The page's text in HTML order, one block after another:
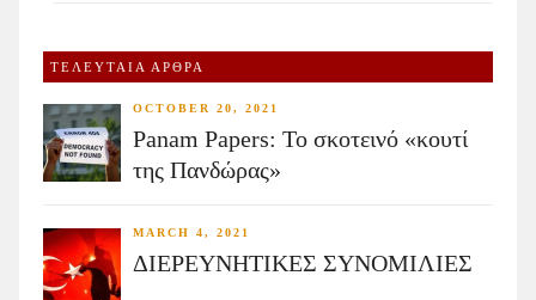
ΤΕΛΕΥΤΑΙΑ ΑΡΘΡΑ
OCTOBER 20, 2021
Panam Papers: Το σκοτεινό «κουτί
της Πανδώρας»
MARCH 4, 2021
ΔΙΕΡΕΥΝΗΤΙΚΕΣ ΣΥΝΟΜΙΛΙΕΣ